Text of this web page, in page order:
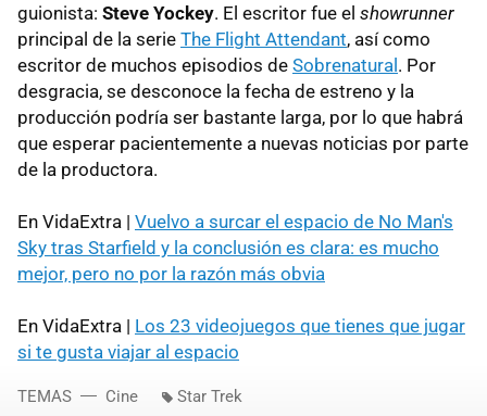
guionista: Steve Yockey. El escritor fue el showrunner
principal de la serie The Flight Attendant, así como
escritor de muchos episodios de Sobrenatural . Por
desgracia, se desconoce la fecha de estreno y la
producción podría ser bastante larga, por lo que habrá
que esperar pacientemente a nuevas noticias por parte
de la productora.
En VidaExtra | Vuelvo a surcar el espacio de No Man's
Sky tras Starfield y la conclusión es clara: es mucho
mejor, pero no por la razón más obvia
En VidaExtra | Los 23 videojuegos que tienes que jugar
si te gusta viajar al espacio
TEMAS Cine Star Trek